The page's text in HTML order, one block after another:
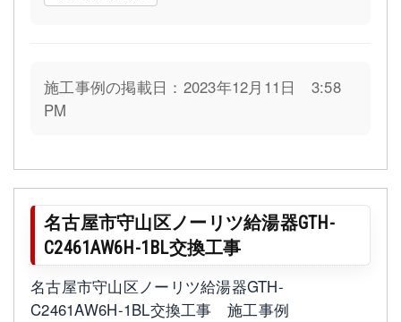
施工事例の掲載日：2023年12月11日 3:58
PM
名古屋市守山区ノーリツ給湯器GTH-
C2461AW6H-1BL交換工事
名古屋市守山区ノーリツ給湯器GTH-
C2461AW6H-1BL交換工事 施工事例